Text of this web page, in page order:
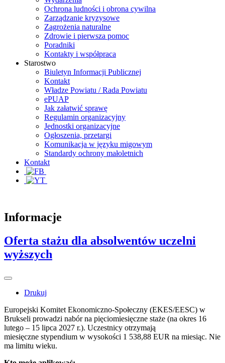
Ochrona ludności i obrona cywilna
Zarządzanie kryzysowe
Zagrożenia naturalne
Zdrowie i pierwsza pomoc
Poradniki
Kontakty i współpraca
Starostwo
Biuletyn Informacji Publicznej
Kontakt
Władze Powiatu / Rada Powiatu
ePUAP
Jak załatwić sprawę
Regulamin organizacyjny
Jednostki organizacyjne
Ogłoszenia, przetargi
Komunikacja w języku migowym
Standardy ochrony małoletnich
Kontakt
Informacje
Oferta stażu dla absolwentów uczelni
wyższych
Drukuj
Europejski Komitet Ekonomiczno-Społeczny (EKES/EESC) w
Brukseli prowadzi nabór na pięciomiesięczne staże (na okres 16
lutego – 15 lipca 2027 r.). Uczestnicy otrzymają
miesięczne stypendium w wysokości 1 538,88 EUR na miesiąc. Nie
ma limitu wieku.